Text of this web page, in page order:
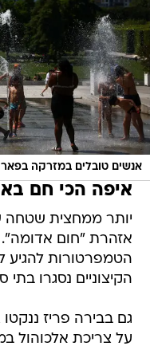
אנשים טובלים במזרקה
איפה הכי חם
יותר ממחצית
אזהרת "חום אדומה".
הקיצוניים נסגרו
גם בבירה פריז
על צריכת אלכוהול